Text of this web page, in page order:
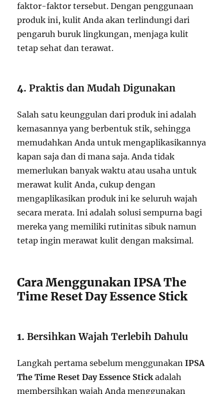
faktor-faktor tersebut. Dengan penggunaan
produk ini, kulit Anda akan terlindungi dari
pengaruh buruk lingkungan, menjaga kulit
tetap sehat dan terawat.
4.Praktis dan Mudah Digunakan
Salah satu keunggulan dari produk ini adalah
kemasannya yang berbentuk stik, sehingga
memudahkan Anda untuk mengaplikasikannya
kapan saja dan di mana saja. Anda tidak
memerlukan banyak waktu atau usaha untuk
merawat kulit Anda, cukup dengan
mengaplikasikan produk ini ke seluruh wajah
secara merata. Ini adalah solusi sempurna bagi
mereka yang memiliki rutinitas sibuk namun
tetap ingin merawat kulit dengan maksimal.
Cara Menggunakan IPSA The
Time Reset Day Essence Stick
1.Bersihkan Wajah Terlebih Dahulu
Langkah pertama sebelum menggunakanIPSA
The Time Reset Day Essence Stick adalah
membersihkan wajah Anda menggunakan